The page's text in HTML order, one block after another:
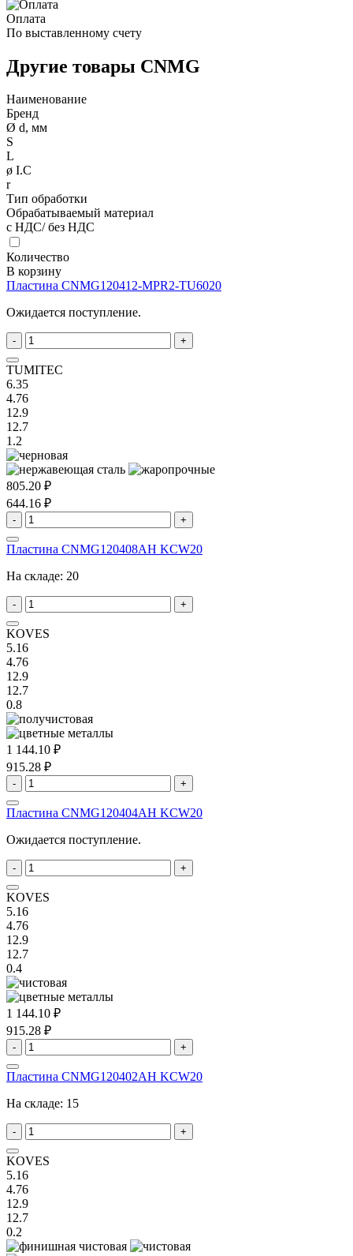
Оплата
По выставленному счету
Другие товары CNMG
Наименование
Бренд
Ø d, мм
S
L
ø I.C
r
Тип обработки
Обрабатываемый материал
с НДС/ без НДС
Количество
В корзину
Пластина CNMG120412-MPR2-TU6020
Ожидается поступление.
- +
TUMITEC
6.35
4.76
12.9
12.7
1.2
805.20 ₽
644.16 ₽
- +
Пластина CNMG120408AH KCW20
На складе: 20
- +
KOVES
5.16
4.76
12.9
12.7
0.8
1 144.10 ₽
915.28 ₽
- +
Пластина CNMG120404AH KCW20
Ожидается поступление.
- +
KOVES
5.16
4.76
12.9
12.7
0.4
1 144.10 ₽
915.28 ₽
- +
Пластина CNMG120402AH KCW20
На складе: 15
- +
KOVES
5.16
4.76
12.9
12.7
0.2